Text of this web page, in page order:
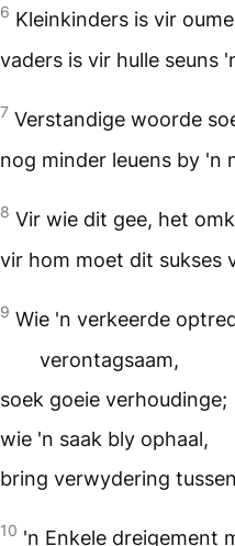
6 Kleinkinders is vir
vaders is vir hulle seuns
7 Verstandige woorde
nog minder leuens by 'n
8 Vir wie dit gee, het
vir hom moet dit sukses
9 Wie 'n verkeerde
verontagsaam,
soek goeie verhoudinge;
wie 'n saak bly ophaal,
bring verwydering
10 'n Enkele dreigement